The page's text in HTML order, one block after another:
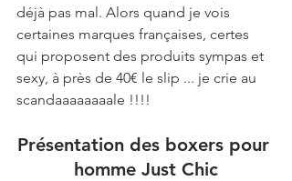
déjà pas mal. Alors quand je vois
certaines marques françaises, certes
qui proposent des produits sympas et
sexy, à près de 40€ le slip ... je crie au
scandaaaaaaaale !!!!
Présentation des boxers pour
homme Just Chic